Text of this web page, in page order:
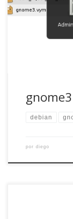
frase: gnome3
la nueva
decían, iba […]
debian
por diego